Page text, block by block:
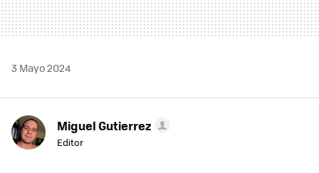
3 Mayo 2024
Miguel Gutierrez
Editor